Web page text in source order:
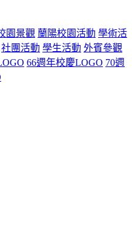
園景觀 蘭陽校園活動 學術活
社團活動 學生活動 外賓參觀
66週年校慶LOGO 70週